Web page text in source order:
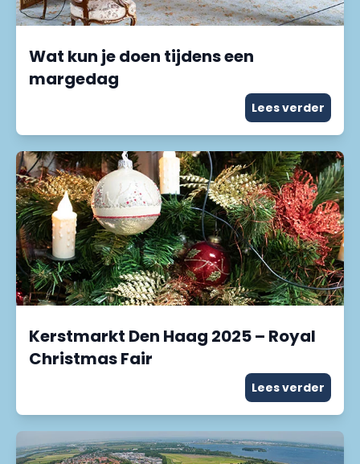
Wat kun je doen tijdens een
margedag
Lees verder
Kerstmarkt Den Haag 2025 – Royal
Christmas Fair
Lees verder